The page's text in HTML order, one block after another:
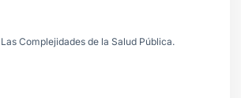
Las Complejidades de la Salud Pública.